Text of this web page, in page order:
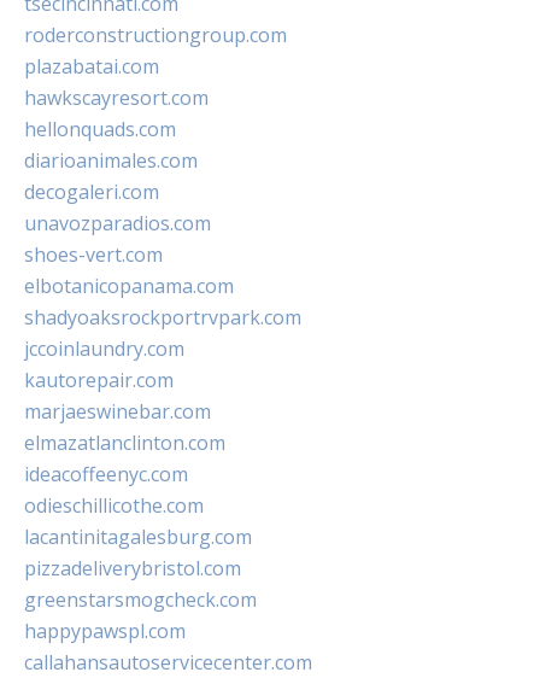
roderconstructiongroup.com
plazabatai.com
hawkscayresort.com
hellonquads.com
diarioanimales.com
decogaleri.com
unavozparadios.com
shoes-vert.com
elbotanicopanama.com
shadyoaksrockportrvpark.com
jccoinlaundry.com
kautorepair.com
marjaeswinebar.com
elmazatlanclinton.com
ideacoffeenyc.com
odieschillicothe.com
lacantinitagalesburg.com
pizzadeliverybristol.com
greenstarsmogcheck.com
happypawspl.com
callahansautoservicecenter.com